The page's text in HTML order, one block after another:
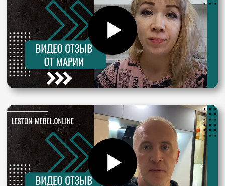
сложности, составление точной сметы
После согласования дизайн-проекта и
утверждения сметы заключаем договор
Договор
3
Вне зависимости от сложности проекта,
изготовление мебели в среднем займет
не более 2-х недель
Привезем и установим шкаф по
предварительной договоренности
Производим гарантийный ремонт шкафа
и проверяем текущее состояние
фурнитуры и комплектующих
Изготовление
Доставка и сборка
Гарантия и сервис
4
5
6